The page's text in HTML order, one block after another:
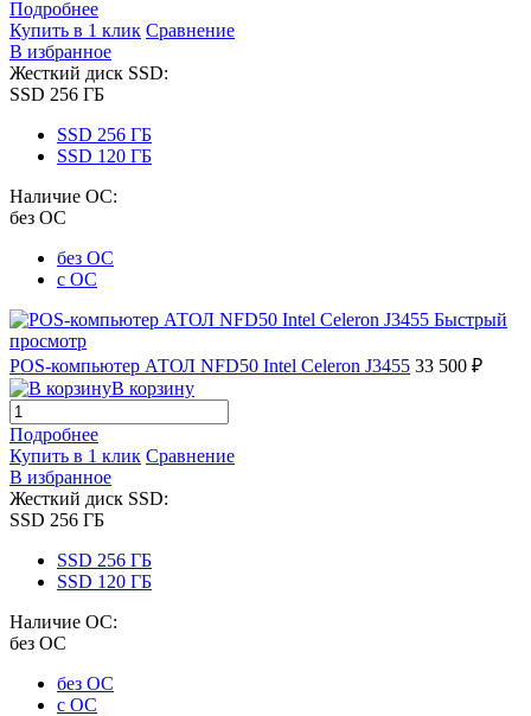
Подробнее
Купить в 1 клик Сравнение
В избранное
Жесткий диск SSD:
SSD 256 ГБ
SSD 256 ГБ
SSD 120 ГБ
Наличие ОС:
без ОС
без ОС
с ОС
Быстрый
просмотр
POS-компьютер АТОЛ NFD50 Intel Celeron J3455 33 500 ₽
В корзину
Подробнее
Купить в 1 клик Сравнение
В избранное
Жесткий диск SSD:
SSD 256 ГБ
SSD 256 ГБ
SSD 120 ГБ
Наличие ОС:
без ОС
без ОС
с ОС